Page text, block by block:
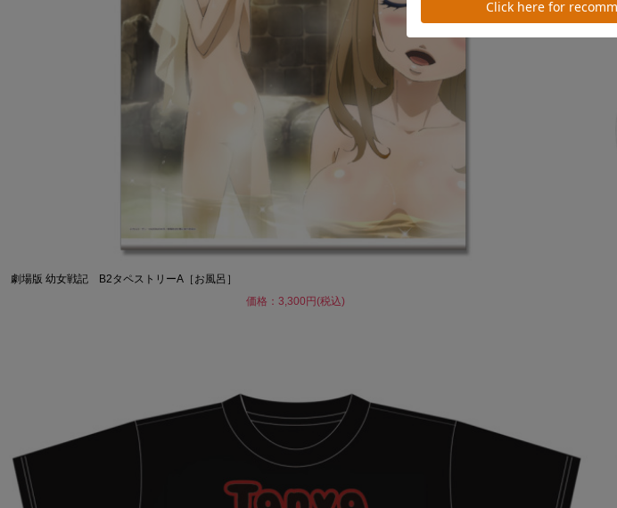
劇場版 幼女戦記 B2タペストリーA［お風呂］
価格：3,300円(税込)